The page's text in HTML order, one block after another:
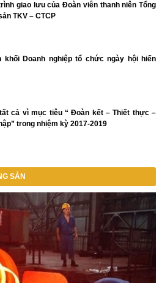
giao lưu của Đoàn viên thanh niên Tổng
TKV – CTCP
khối Doanh nghiệp tổ chức ngày hội hiến
tất cả vì mục tiêu “ Đoàn kết – Thiết thực –
trong nhiệm kỳ 2017-2019
SẢN